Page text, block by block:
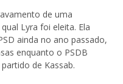
de uma
Lyra foi eleita. Ela
ainda no ano passado,
enquanto o PSDB
de Kassab.